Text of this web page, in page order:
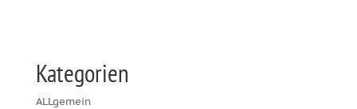
Kategorien
ALLgemein